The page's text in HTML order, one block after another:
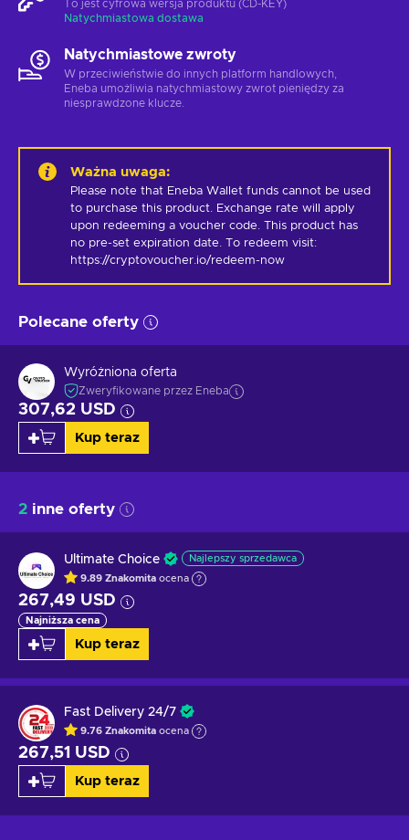
To jest cyfrowa wersja produktu (CD-KEY)
Natychmiastowa dostawa
Natychmiastowe zwroty
W przeciwieństwie do innych platform handlowych,
Eneba umożliwia natychmiastowy zwrot pieniędzy za
niesprawdzone klucze.
Ważna uwaga:
Please note that Eneba Wallet funds cannot be used
to purchase this product. Exchange rate will apply
upon redeeming a voucher code. This product has
no pre-set expiration date. To redeem visit:
https://cryptovoucher.io/redeem-now
Polecane oferty
Wyróżniona oferta
Zweryfikowane przez Eneba
307,62 USD
Kup teraz
2 inne oferty
Ultimate Choice Najlepszy sprzedawca
9.89 Znakomita ocena
267,49 USD
Najniższa cena
Kup teraz
Fast Delivery 24/7
9.76 Znakomita ocena
267,51 USD
Kup teraz